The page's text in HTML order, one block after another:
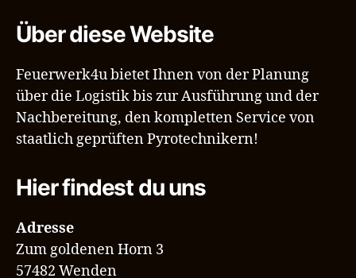
Über diese Website
Feuerwerk4u bietet Ihnen von der Planung
über die Logistik bis zur Ausführung und der
Nachbereitung, den kompletten Service von
staatlich geprüften Pyrotechnikern!
Hier findest du uns
Adresse
Zum goldenen Horn 3
57482 Wenden